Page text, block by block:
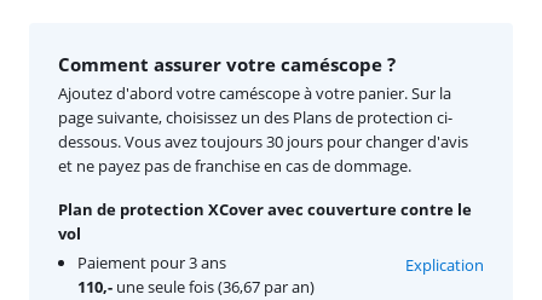
Comment assurer votre caméscope ?
Ajoutez d'abord votre caméscope à votre panier. Sur la
page suivante, choisissez un des Plans de protection ci-
dessous. Vous avez toujours 30 jours pour changer d'avis
et ne payez pas de franchise en cas de dommage.
Plan de protection XCover avec couverture contre le
vol
Paiement pour 3 ans
110,- une seule fois (36,67 par an)
Explication